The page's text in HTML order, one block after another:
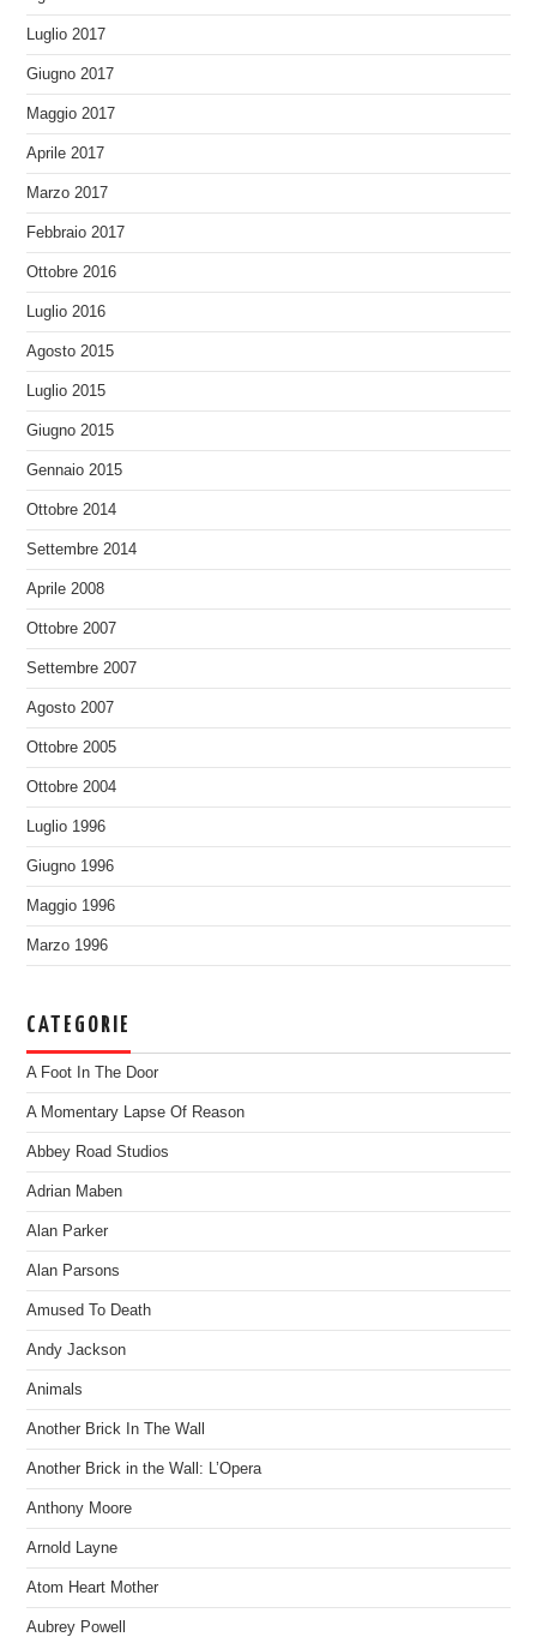
Luglio 2017
Giugno 2017
Maggio 2017
Aprile 2017
Marzo 2017
Febbraio 2017
Ottobre 2016
Luglio 2016
Agosto 2015
Luglio 2015
Giugno 2015
Gennaio 2015
Ottobre 2014
Settembre 2014
Aprile 2008
Ottobre 2007
Settembre 2007
Agosto 2007
Ottobre 2005
Ottobre 2004
Luglio 1996
Giugno 1996
Maggio 1996
Marzo 1996
CATEGORIE
A Foot In The Door
A Momentary Lapse Of Reason
Abbey Road Studios
Adrian Maben
Alan Parker
Alan Parsons
Amused To Death
Andy Jackson
Animals
Another Brick In The Wall
Another Brick in the Wall: L’Opera
Anthony Moore
Arnold Layne
Atom Heart Mother
Aubrey Powell